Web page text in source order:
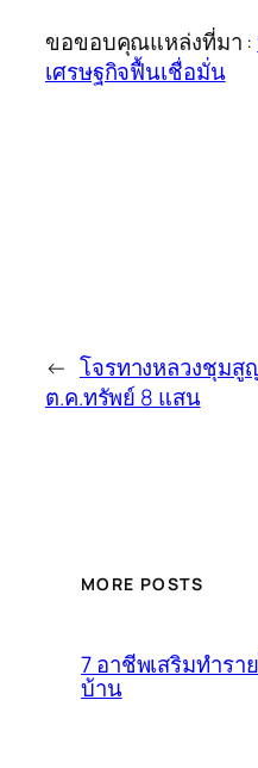
ขอขอบคุณแหล่งที่มา :
เศรษฐกิจฟื้นเชื่อมั่น
← โจรทางหลวงชุมสู
ต.ค.ทรัพย์ 8 แสน
MORE POSTS
7 อาชีพเสริมทำรา
บ้าน